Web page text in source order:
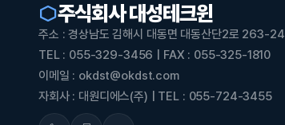
주식회사 대성테크윈
주소 : 경상남도 김해시 대동면 대동산단2로 263-24
TEL : 055-329-3456 | FAX : 055-325-1810
이메일 : okdst@okdst.com
자회사 : 대원디에스(주) | TEL : 055-724-3455